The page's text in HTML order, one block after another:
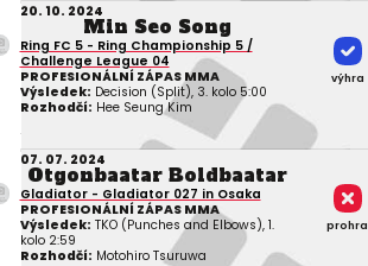
20. 10. 2024
Min Seo Song
Ring FC 5 - Ring Championship 5 /
Challenge League 04
PROFESIONÁLNÍ ZÁPAS MMA
Výsledek: Decision (Split), 3. kolo 5:00
Rozhodčí: Hee Seung Kim
výhra
07. 07. 2024
Otgonbaatar Boldbaatar
Gladiator - Gladiator 027 in Osaka
PROFESIONÁLNÍ ZÁPAS MMA
Výsledek: TKO (Punches and Elbows), 1.
kolo 2:59
Rozhodčí: Motohiro Tsuruwa
prohra